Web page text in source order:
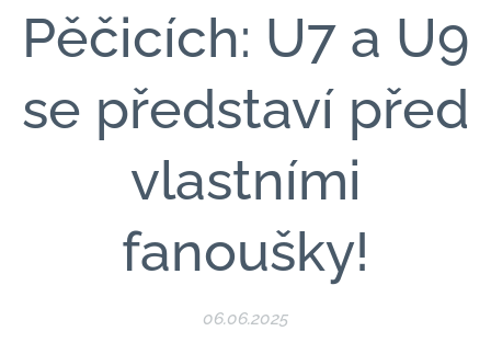
Pěčicích: U7 a U9
se představí před
vlastními
fanoušky!
06.06.2025